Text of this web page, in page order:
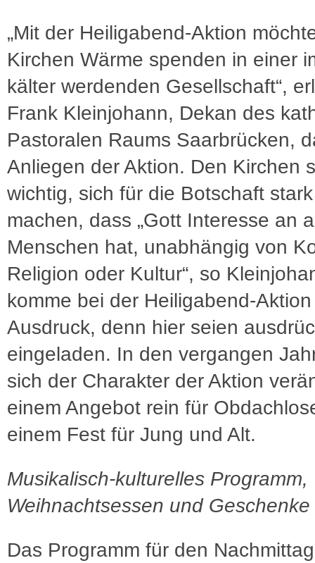
„Mit der Heiligabend-Aktion
Kirchen Wärme spenden in einer
kälter werdenden Gesellschaft“,
Frank Kleinjohann, Dekan des
Pastoralen Raums Saarbrücken,
Anliegen der Aktion. Den Kirchen
wichtig, sich für die Botschaft
machen, dass „Gott Interesse an
Menschen hat, unabhängig von
Religion oder Kultur“, so
komme bei der Heiligabend-
Ausdruck, denn hier seien
eingeladen. In den vergangen
sich der Charakter der Aktion
einem Angebot rein für
einem Fest für Jung und Alt.
Musikalisch-kulturelles Programm,
Weihnachtsessen und Geschenke
Das Programm für den